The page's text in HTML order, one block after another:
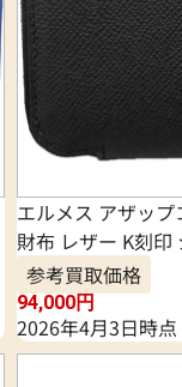
エルメス アザッ
財布 レザー K刻印
参考買取価格
94,000円
2026年4月3日時点